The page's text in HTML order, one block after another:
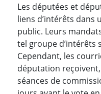
Les députées et
liens d’intérêts dans
public. Leurs
tel groupe d’intérêts
Cependant, les
députation
séances de